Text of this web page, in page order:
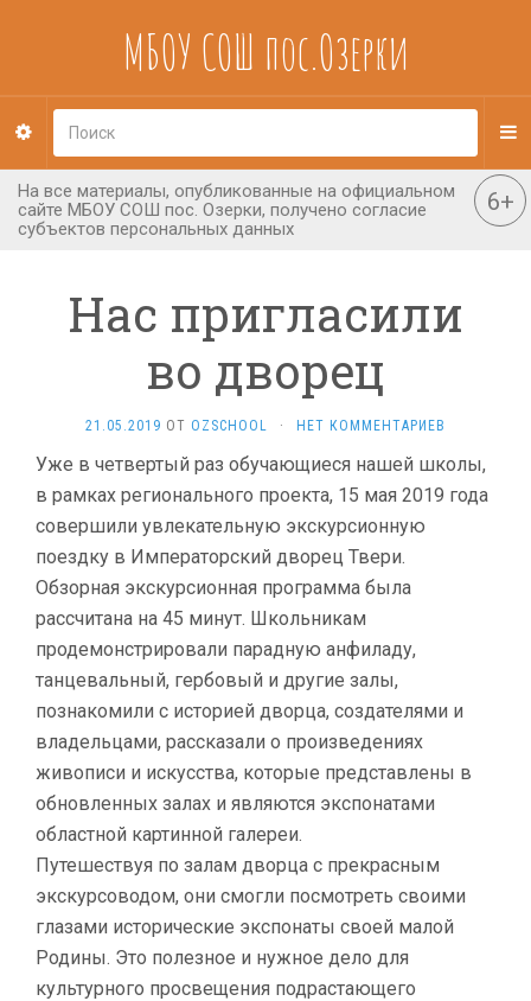
МБОУ СОШ пос.Озерки
Нас пригласили
во дворец
21.05.2019 ОТ OZSCHOOL · НЕТ КОММЕНТАРИЕВ
Уже в четвертый раз обучающиеся нашей школы,
в рамках регионального проекта, 15 мая 2019 года
совершили увлекательную экскурсионную
поездку в Императорский дворец Твери.
Обзорная экскурсионная программа была
рассчитана на 45 минут. Школьникам
продемонстрировали парадную анфиладу,
танцевальный, гербовый и другие залы,
познакомили с историей дворца, создателями и
владельцами, рассказали о произведениях
живописи и искусства, которые представлены в
обновленных залах и являются экспонатами
областной картинной галереи.
Путешествуя по залам дворца с прекрасным
экскурсоводом, они смогли посмотреть своими
глазами исторические экспонаты своей малой
Родины. Это полезное и нужное дело для
культурного просвещения подрастающего